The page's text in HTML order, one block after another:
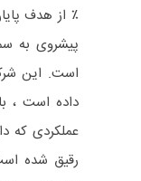
است. این
عملکردی که